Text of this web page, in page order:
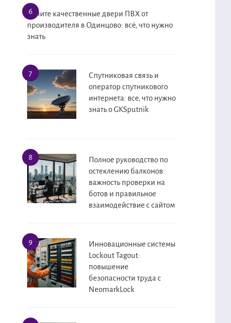
Купите качественные двери ПВХ от
производителя в Одинцово: всё, что нужно
знать
Спутниковая связь и
оператор спутникового
интернета: все, что нужно
знать о GKSputnik
Полное руководство по
остеклению балконов:
важность проверки на
ботов и правильное
взаимодействие с сайтом
Инновационные системы
Lockout Tagout:
повышение
безопасности труда с
NeomarkLock